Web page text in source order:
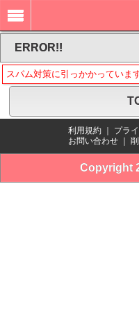
ERROR!!
スパム対策に引っかかっています
利用規約 プラ
お問い合わせ
Copyright